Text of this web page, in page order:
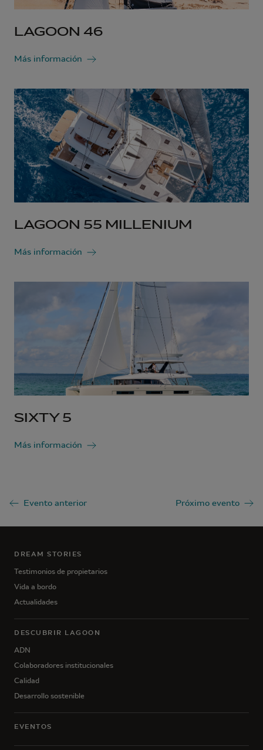
LAGOON 46
Más información
LAGOON 55 MILLENIUM
Más información
SIXTY 5
Más información
Evento anterior Próximo evento
DREAM STORIES
Testimonios de propietarios
Vida a bordo
Actualidades
DESCUBRIR LAGOON
ADN
Colaboradores institucionales
Calidad
Desarrollo sostenible
EVENTOS